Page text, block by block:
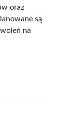
oraz
są
na